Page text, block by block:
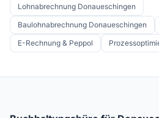
Lohnabrechnung Donaueschingen
Baulohnabrechnung Donaueschingen
E-Rechnung & Peppol